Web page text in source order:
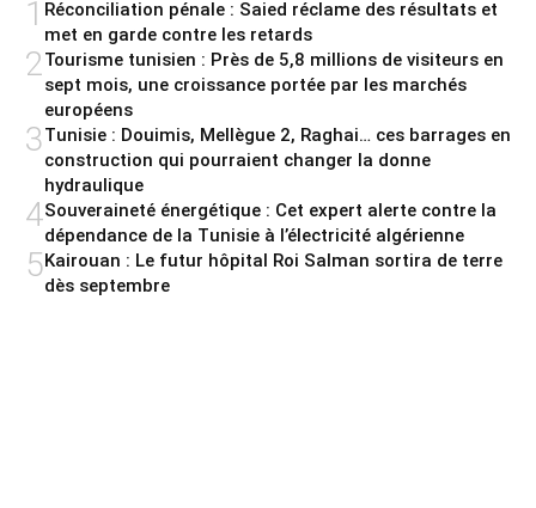
1 Réconciliation pénale : Saied réclame des résultats et
met en garde contre les retards
2Tourisme tunisien : Près de 5,8 millions de visiteurs en
sept mois, une croissance portée par les marchés
européens
3Tunisie : Douimis, Mellègue 2, Raghai… ces barrages en
construction qui pourraient changer la donne
hydraulique
4Souveraineté énergétique : Cet expert alerte contre la
dépendance de la Tunisie à l’électricité algérienne
5Kairouan : Le futur hôpital Roi Salman sortira de terre
dès septembre